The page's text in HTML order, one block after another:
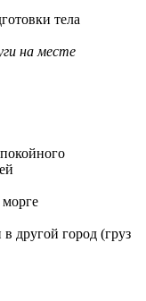
тела
на месте
морге
другой город (груз